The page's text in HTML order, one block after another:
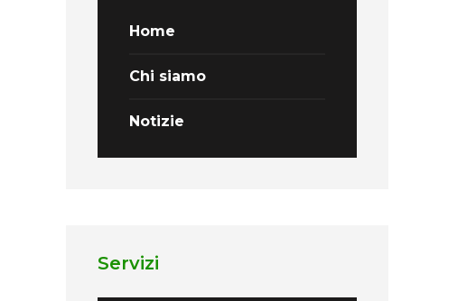
Home
Chi siamo
Notizie
Servizi